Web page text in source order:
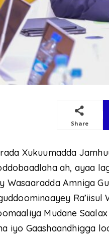
Share
Xukuumadda
ah, ayaa
Wasaaradda Amniga
Mudane
iyo Gaashaandhigga